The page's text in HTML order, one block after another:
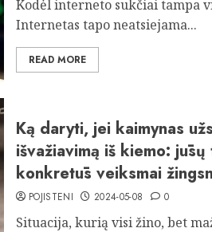
Kodėl interneto sukčiai tampa
Internetas tapo neatsiejama...
READ MORE
Ką daryti, jei kaimynas
išvažiavimą iš kiemo:
konkretūs veiksmai
POJISTENI 2024-05-08 0
Situacija, kurią visi žino, bet